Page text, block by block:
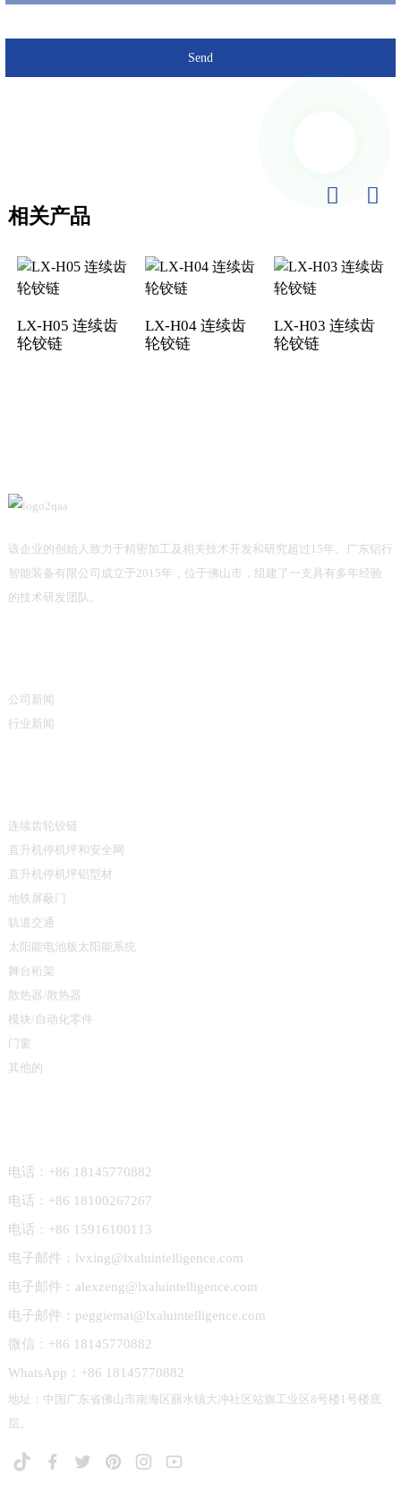
Send
相关产品
LX-H05 连续齿
轮铰链
LX-H04 连续齿
轮铰链
LX-H03 连续齿
轮铰链
该企业的创始人致力于精密加工及相关技术开发和研究超过15年。广东铝行
智能装备有限公司成立于2015年，位于佛山市，组建了一支具有多年经验
的技术研发团队。
公司新闻
行业新闻
连续齿轮铰链
直升机停机坪和安全网
直升机停机坪铝型材
地铁屏蔽门
轨道交通
太阳能电池板太阳能系统
舞台桁架
散热器/散热器
模块/自动化零件
门窗
其他的
电话：+86 18145770882
电话：+86 18100267267
电话：+86 15916100113
电子邮件：lvxing@lxaluintelligence.com
电子邮件：alexzeng@lxaluintelligence.com
电子邮件：peggiemai@lxaluintelligence.com
微信：+86 18145770882
WhatsApp：+86 18145770882
地址：中国广东省佛山市南海区丽水镇大冲社区站旗工业区8号楼1号楼底
层。